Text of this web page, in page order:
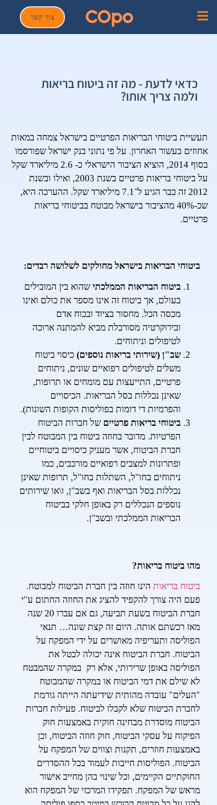
צור קשר
כדאי לדעת - מה זה ביטוח בריאות
ולמה צריך אותו?
תעשיית ביטוחי הבריאות הפרטיים בישראל צמחה במאות
אחוזים בעשור האחרון. על פי נתוני בנק ישראל שפורסמו
בסוף 2014, הוציא הציבור הישראלי כ- 2.6 מיליארד שקל
על ביטוחי בריאות פרטיים בשנת 2003, ואילו ובשנת
2012 זה כבר הגיע ל־7.1 מיליארד שקל. ההערכה היא,
שכ-40% מהציבור בישראל מבוטח בביטוחי בריאות
פרטיים.
ביטוחי הבריאות בישראל מחולקים לשלושה רבדים:
ביטוח הבריאות הממלכתישהוא בין המובילים
בעולם, אך ביטוח זה אינו מספר את כולם ואינו
מכסה הכל. מחסור בציוד ובכוח אדם
ובירוקרטיה מסורבלת מביא להמתנה ארוכה
לטיפולים וניתוחים.
שב"ן (שירותי בריאות נוספים) כיסוי ביטוח
משלים לטיפולים רפואיים שונים, ניתוחים
פרטיים, התייעצות עם מומחים או תרופות,
שאינן נכללות בסל הבריאות. הכיסויים
והפרמיות די דומות בפוליסות הקופות השונות).
ביטוחי בריאות פרטיים של חברות הביטוח
הפרטיות. מדובר בחוזה ביטוח בין המבוטח לבין
חברת הביטוח, אשר מעניק כיסויים ביטוחיים
ופתרונות למצבים רפואיים מורכבים, כמו
ניתוחים בחו"ל, השתלות בחו"ל, תרופות שאינן
נכללות בסל הבריאות ואף בשב"ן, ו\או שירותים
נוספים הנכללים רק באופן חלקי בביטוח
הבריאות הממלכתי ובשב"ן.
מהו ביטוח בריאות?
ביטוח בריאות הינו חוזה בין חברת הביטוח למבוטח.
פעם היה צורך להקפיד להציג את החוזה החתום ע"י
חברת הביטוח בשעת תביעה, גם אם עברו 20 שנה
מאז רכשתם אותה. היום זה קצת שונה… תנאי
הפוליסה ותעריפיה מאושרים על ידי המפקח על
הביטוח. חברת הביטוח אינה יכולה לבטל את
הפוליסה באופן שרירותי, אלא רק במקרה שהמבטח
לא שילם את דמי הביטוח או במקרה שהמבוטח
"העלים" עובדה מהותית שידיעתה הייתה גורמת
לחברת הביטוח שלא לקבלו לביטוח. פעילות חברות
הביטוח מוסדרת מבחינה חוקית באמצעות חוק
הפיקוח על עסקי הביטוח, חוק חוזה הביטוח, וכן
באמצעות חוזרים, תקנות וצווים של המפקח על
הביטוח. הפוליסות חייבות לעמוד בכל ההסדרים
החוקתיים הקיימים, וכל שינוי בהן מחייב אישור
מראש של המפקח. תפקידו המרכזי של המפקח הוא